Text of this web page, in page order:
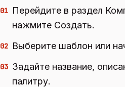
01 Перейдите в раздел
нажмите Создать.
02 Выберите шаблон или
03 Задайте название,
палитру.